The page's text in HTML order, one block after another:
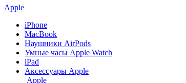
Apple
iPhone
MacBook
Наушники AirPods
Умные часы Apple Watch
iPad
Аксессуары Apple
Apple